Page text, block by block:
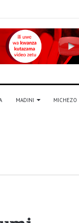
MADINI MICHEZO